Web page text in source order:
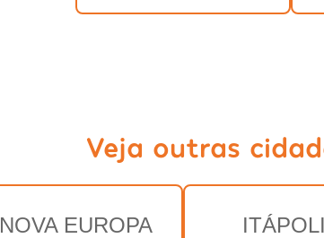
Veja outras
NOVA EUROPA